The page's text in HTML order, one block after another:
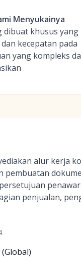
Menyukainya
dibuat khusus yang
kecepatan pada
yang kompleks
alur kerja
pembuatan
penjualan,
(Global)